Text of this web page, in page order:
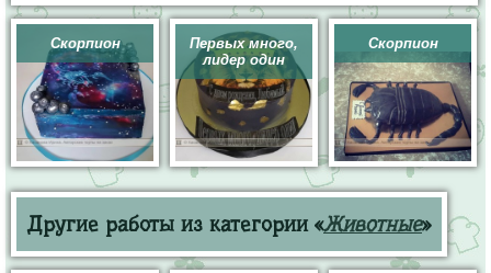
Скорпион
Первых много,
лидер один
Скорпион
Другие работы из категории «Животные»